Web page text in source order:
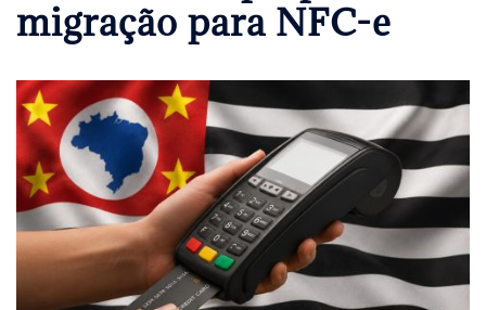
migração para NFC-e